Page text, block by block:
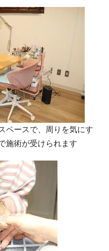
ペースで、周りを気にす
施術が受けられます